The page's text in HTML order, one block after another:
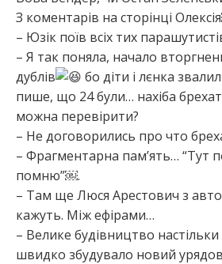
З коментарів на сторінці
– Юзік поїв всіх тих
– Я так поняла, начало
дублів
бо діти і лєнка
пише, що 24 були… нахіба
можна перевірити?
– Не договорились про что
– Фрагментарна пам’ять… “Тут
помню”￼.
– Там ще Люся Арестович з
кажуть. Між ефірами…
– Велике будівництво
швидко збудувало новий